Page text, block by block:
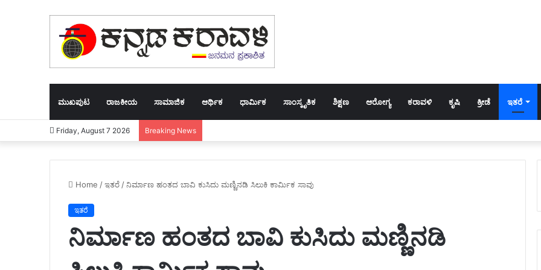
ಮುಖಪುಟ ರಾಜಕೀಯ ಸಾಮಾಜಿಕ ಆರ್ಥಿಕ ಧಾರ್ಮಿಕ ಸಾಂಸ್ಕೃತಿಕ ಶಿಕ್ಷಣ ಆರೋಗ್ಯ ಕರಾವಳಿ ಕೃಷಿ ಕ್ರೀಡೆ ಇತರೆ
Friday, August 7 2026 Breaking News
Home / ಇತರೆ / ನಿರ್ಮಾಣ ಹಂತದ ಬಾವಿ ಕುಸಿದು ಮಣ್ಣಿನಡಿ ಸಿಲುಕಿ ಕಾರ್ಮಿಕ ಸಾವು
ಇತರೆ
ನಿರ್ಮಾಣ ಹಂತದ ಬಾವಿ ಕುಸಿದು ಮಣ್ಣಿನಡಿ